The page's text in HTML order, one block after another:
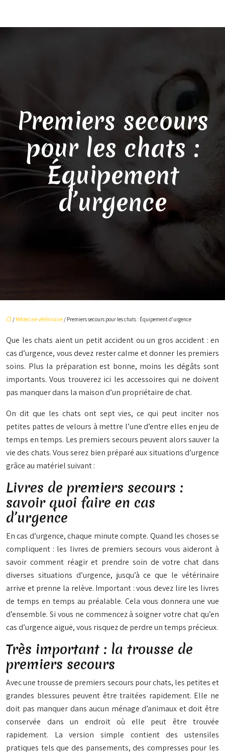
Premiers secours
pour les chats :
Équipement
d’urgence
/ Médecine vétérinaire / Premiers secours pour les chats : Équipement d’urgence
Que les chats aient un petit accident ou un gros accident : en
cas d’urgence, vous devez rester calme et donner les premiers
soins. Plus la préparation est bonne, moins les dégâts sont
importants. Vous trouverez ici les accessoires qui ne doivent
pas manquer dans la maison d’un propriétaire de chat.
On dit que les chats ont sept vies, ce qui peut inciter nos
petites pattes de velours à mettre l’une d’entre elles en jeu de
temps en temps. Les premiers secours peuvent alors sauver la
vie des chats. Vous serez bien préparé aux situations d’urgence
grâce au matériel suivant :
Livres de premiers secours :
savoir quoi faire en cas
d’urgence
En cas d’urgence, chaque minute compte. Quand les choses se
compliquent : les livres de premiers secours vous aideront à
savoir comment réagir et prendre soin de votre chat dans
diverses situations d’urgence, jusqu’à ce que le vétérinaire
arrive et prenne la relève. Important : vous devez lire les livres
de temps en temps au préalable. Cela vous donnera une vue
d’ensemble. Si vous ne commencez à soigner votre chat qu’en
cas d’urgence aiguë, vous risquez de perdre un temps précieux.
Très important : la trousse de
premiers secours
Avec une trousse de premiers secours pour chats, les petites et
grandes blessures peuvent être traitées rapidement. Elle ne
doit pas manquer dans aucun ménage d’animaux et doit être
conservée dans un endroit où elle peut être trouvée
rapidement. La version simple contient des ustensiles
pratiques tels que des pansements, des compresses pour les